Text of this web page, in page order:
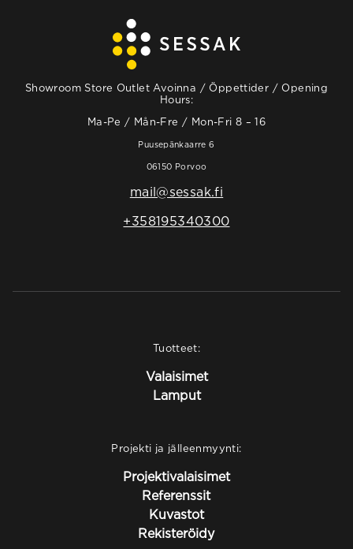
Showroom Store Outlet Avoinna / Öppettider / Opening
Hours:
Ma-Pe / Mån-Fre / Mon-Fri 8 – 16
Puusepänkaarre 6
06150 Porvoo
mail@sessak.fi
+358195340300
Tuotteet:
Valaisimet
Lamput
Projekti ja jälleenmyynti:
Projektivalaisimet
Referenssit
Kuvastot
Rekisteröidy